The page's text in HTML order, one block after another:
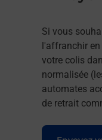
Si vous
l'affranchir en
votre colis
normalisée
automates
de retrait
Le lien